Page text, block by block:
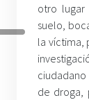
otro lugar
suelo,
la víctima,
de droga,